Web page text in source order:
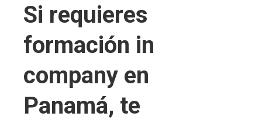
Si requieres
formación in
company en
Panamá, te